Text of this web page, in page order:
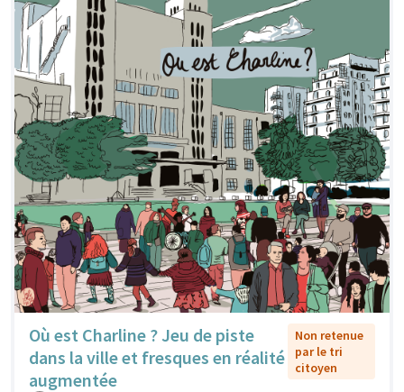
Où est Charline ? Jeu de piste
dans la ville et fresques en réalité
augmentée
Non retenue
par le tri
citoyen